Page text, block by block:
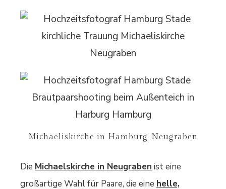
Michaeliskirche in Hamburg-Neugraben
Die Michaelskirche in Neugraben ist eine
großartige Wahl für Paare, die eine helle,